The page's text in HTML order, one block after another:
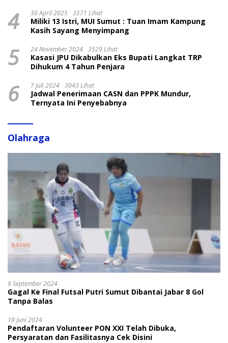
4 30 April 2025 3571 Lihat
Miliki 13 Istri, MUI Sumut : Tuan Imam Kampung
Kasih Sayang Menyimpang
5 24 November 2024 3529 Lihat
Kasasi JPU Dikabulkan Eks Bupati Langkat TRP
Dihukum 4 Tahun Penjara
6 7 Juli 2024 3043 Lihat
Jadwal Penerimaan CASN dan PPPK Mundur,
Ternyata Ini Penyebabnya
Olahraga
9 September 2024
Gagal Ke Final Futsal Putri Sumut Dibantai Jabar 8 Gol
Tanpa Balas
19 Juni 2024
Pendaftaran Volunteer PON XXI Telah Dibuka,
Persyaratan dan Fasilitasnya Cek Disini